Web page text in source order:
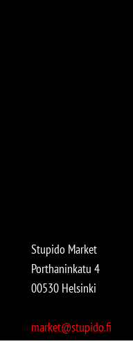
Stupido Market
Porthaninkatu 4
00530 Helsinki
market@stupido.fi